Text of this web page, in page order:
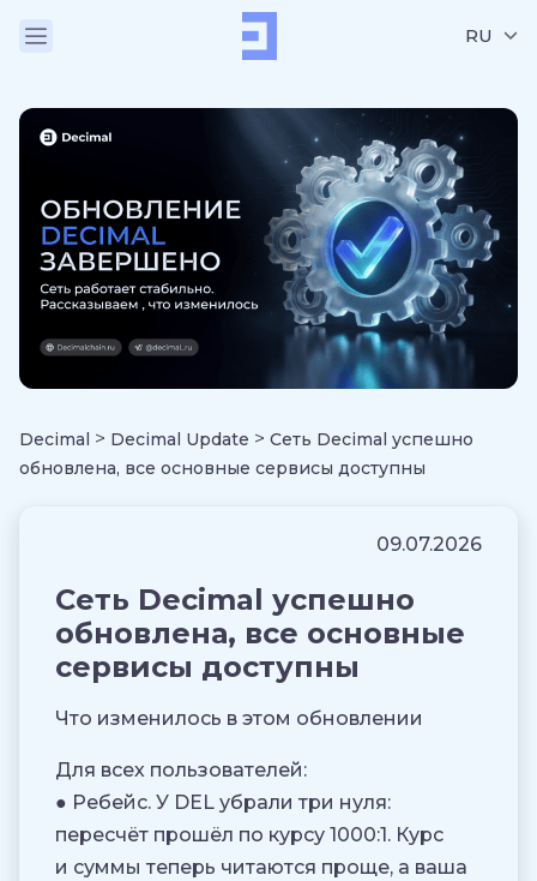
RU
Decimal > Decimal Update > Сеть Decimal успешно
обновлена, все основные сервисы доступны
09.07.2026
Сеть Decimal успешно
обновлена, все основные
сервисы доступны
Что изменилось в этом обновлении
Для всех пользователей:
● Ребейс. У DEL убрали три нуля:
пересчёт прошёл по курсу 1000:1. Курс
и суммы теперь читаются проще, а ваша